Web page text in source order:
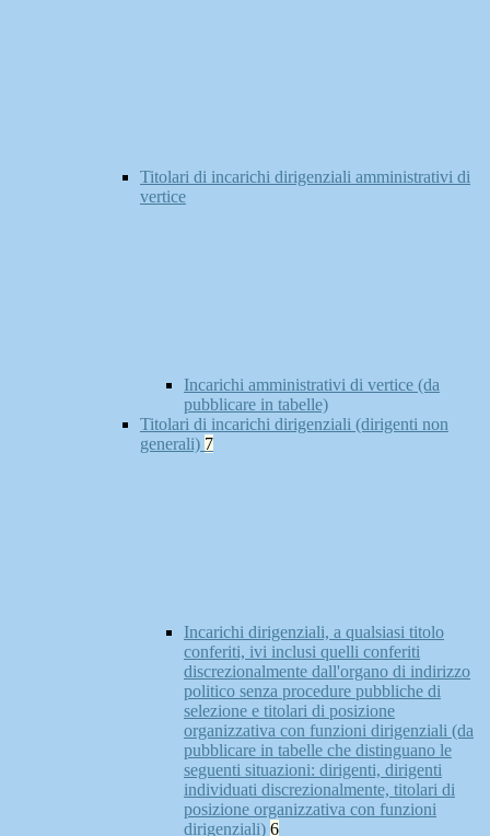
Titolari di incarichi dirigenziali amministrativi di
vertice
Incarichi amministrativi di vertice (da
pubblicare in tabelle)
Titolari di incarichi dirigenziali (dirigenti non
generali) 7
Incarichi dirigenziali, a qualsiasi titolo
conferiti, ivi inclusi quelli conferiti
discrezionalmente dall'organo di indirizzo
politico senza procedure pubbliche di
selezione e titolari di posizione
organizzativa con funzioni dirigenziali (da
pubblicare in tabelle che distinguano le
seguenti situazioni: dirigenti, dirigenti
individuati discrezionalmente, titolari di
posizione organizzativa con funzioni
dirigenziali) 6